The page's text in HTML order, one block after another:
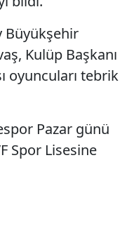
Büyükşehir
Kulüp Başkanı
oyuncuları tebrik
Pazar günü
Spor Lisesine